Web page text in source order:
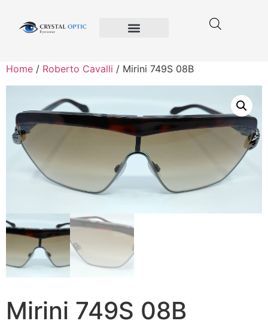
Home / Roberto Cavalli / Mirini 749S 08B
Mirini 749S 08B